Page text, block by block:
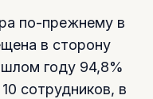
по-прежнему в
в сторону
году 94,8%
сотрудников, в